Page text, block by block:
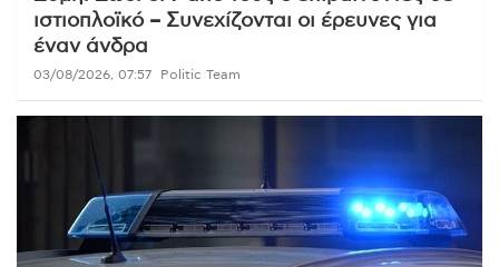
ιστιοπλοϊκό – Συνεχίζονται οι έρευνες για
έναν άνδρα
03/08/2026, 07:57 Politic Team